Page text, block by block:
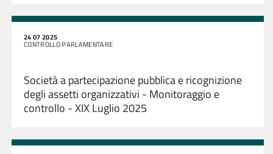
24 07 2025
CONTROLLO PARLAMENTARE
Società a partecipazione pubblica e ricognizione
degli assetti organizzativi - Monitoraggio e
controllo - XIX Luglio 2025